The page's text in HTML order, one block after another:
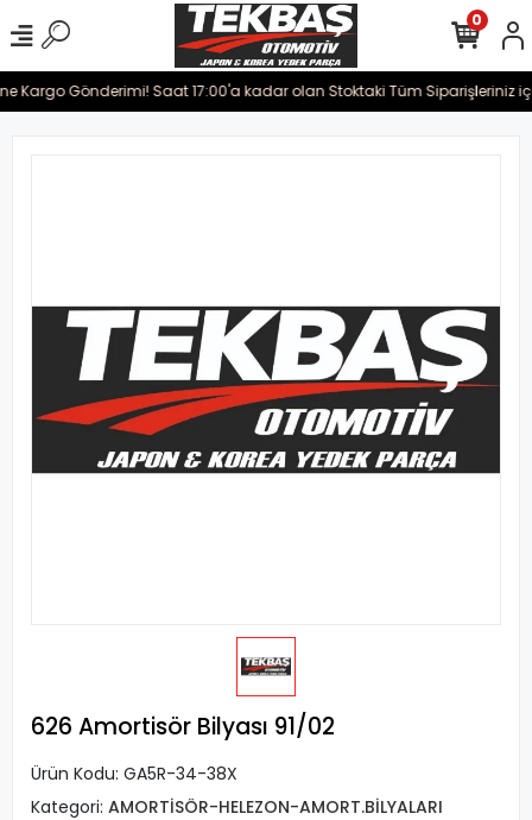
Kargo Gönderimi! Saat 17:00'a kadar olan Stoktaki Tüm Siparişleriniz
0
626 Amortisör Bilyası 91/02
Ürün Kodu: GA5R-34-38X
Kategori: AMORTİSÖR-HELEZON-AMORT.BİLYALARI